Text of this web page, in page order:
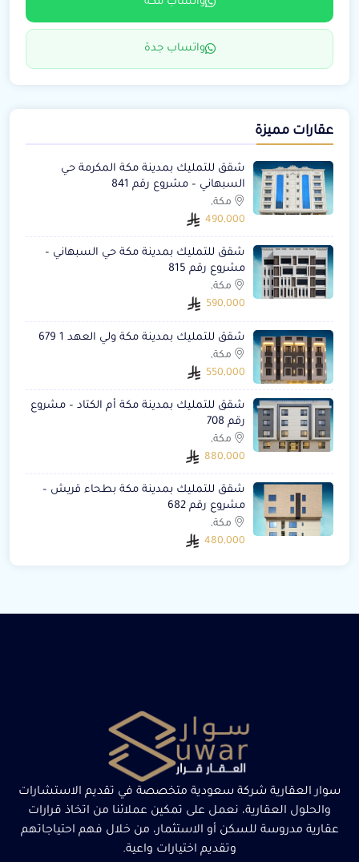
واتساب مكة
واتساب جدة
عقارات مميزة
شقق للتمليك بمدينة مكة المكرمة حي
السبهاني – مشروع رقم 841
مكة,
490,000
شقق للتمليك بمدينة مكة حي السبهاني –
مشروع رقم 815
مكة,
590,000
شقق للتمليك بمدينة مكة ولي العهد 1 679
مكة,
550,000
شقق للتمليك بمدينة مكة أم الكتاد – مشروع
رقم 708
مكة,
880,000
شقق للتمليك بمدينة مكة بطحاء قريش –
مشروع رقم 682
مكة,
480,000
سوار العقارية شركة سعودية متخصصة في تقديم الاستشارات
والحلول العقارية، نعمل على تمكين عملائنا من اتخاذ قرارات
عقارية مدروسة للسكن أو الاستثمار، من خلال فهم احتياجاتهم
وتقديم اختيارات واعية.